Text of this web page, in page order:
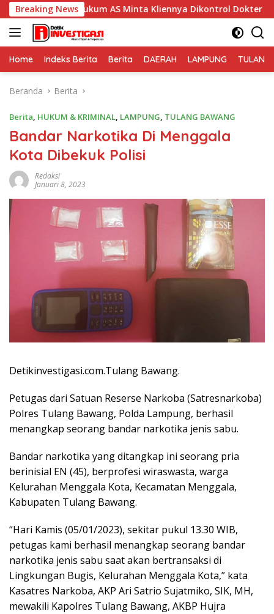
Langsung
ke
konten
Breaking News
Hukum AS Minta Kliennya Dikontrol Dokter Spesialis
Home Indeks Berita Berita DAERAH LAMPUNG TULANG
Beranda Berita
Berita, HUKUM & KRIMINAL, LAMPUNG, TULANG BAWANG
Bandar Narkotika Di Menggala
Kota Dibekuk Polisi
Redaksi
Januari 8, 2023
Detikinvestigasi.com.Tulang Bawang.
Petugas dari Satuan Reserse Narkoba (Satresnarkoba)
Polres Tulang Bawang, Polda Lampung, berhasil
menangkap seorang bandar narkotika jenis sabu.
Bandar narkotika yang ditangkap ini seorang pria
berinisial EN (45), berprofesi wiraswasta, warga
Kelurahan Menggala Kota, Kecamatan Menggala,
Kabupaten Tulang Bawang.
“Hari Kamis (05/01/2023), sekitar pukul 13.30 WIB,
petugas kami berhasil menangkap seorang bandar
narkotika jenis sabu saat akan bertransaksi di
Lingkungan Bugis, Kelurahan Menggala Kota,” kata
Kasatres Narkoba, AKP Ari Satrio Sujatmiko, SIK, MH,
mewakili Kapolres Tulang Bawang, AKBP Hujra